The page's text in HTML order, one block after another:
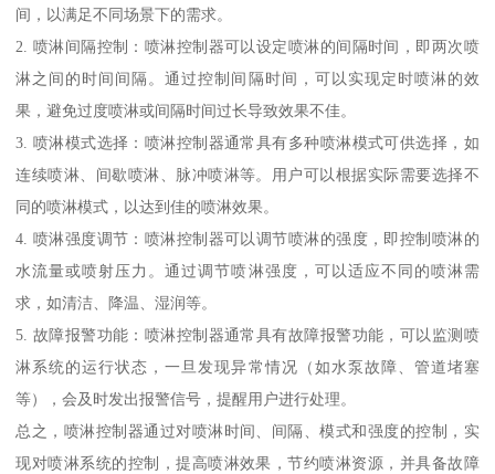
间，以满足不同场景下的需求。
2. 喷淋间隔控制：喷淋控制器可以设定喷淋的间隔时间，即两次喷
淋之间的时间间隔。通过控制间隔时间，可以实现定时喷淋的效
果，避免过度喷淋或间隔时间过长导致效果不佳。
3. 喷淋模式选择：喷淋控制器通常具有多种喷淋模式可供选择，如
连续喷淋、间歇喷淋、脉冲喷淋等。用户可以根据实际需要选择不
同的喷淋模式，以达到佳的喷淋效果。
4. 喷淋强度调节：喷淋控制器可以调节喷淋的强度，即控制喷淋的
水流量或喷射压力。通过调节喷淋强度，可以适应不同的喷淋需
求，如清洁、降温、湿润等。
5. 故障报警功能：喷淋控制器通常具有故障报警功能，可以监测喷
淋系统的运行状态，一旦发现异常情况（如水泵故障、管道堵塞
等），会及时发出报警信号，提醒用户进行处理。
总之，喷淋控制器通过对喷淋时间、间隔、模式和强度的控制，实
现对喷淋系统的控制，提高喷淋效果，节约喷淋资源，并具备故障